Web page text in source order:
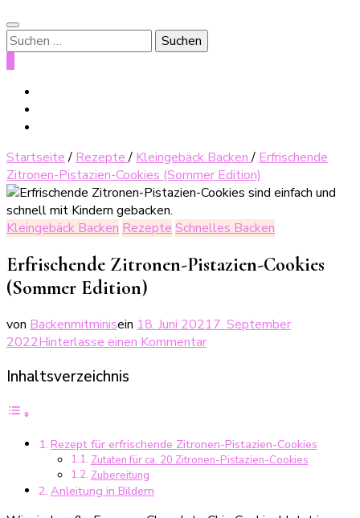
Suche
nach:
Startseite / Rezepte/ Kleingebäck Backen/ Erfrischende
Zitronen-Pistazien-Cookies (Sommer Edition)
Kleingebäck Backen Rezepte Schnelles Backen
Erfrischende Zitronen-Pistazien-Cookies
(Sommer Edition)
von Backenmitminisein 18. Juni 20217. September
2022Hinterlasse einen Kommentarzu
Edition)
Inhaltsverzeichnis
Rezept für erfrischende Zitronen-Pistazien-Cookies
Zutaten für ca. 20 Zitronen-Pistazien-Cookies
Zubereitung
Anleitung in Bildern